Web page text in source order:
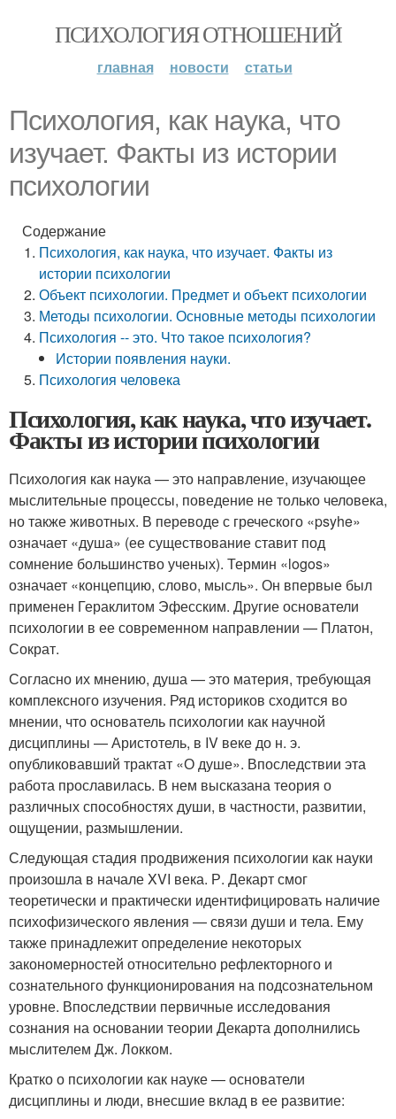
ПСИХОЛОГИЯ ОТНОШЕНИЙ
главная новости статьи
Психология, как наука, что
изучает. Факты из истории
психологии
Содержание
Психология, как наука, что изучает. Факты из
истории психологии
Объект психологии. Предмет и объект психологии
Методы психологии. Основные методы психологии
Психология -- это. Что такое психология?
Истории появления науки.
Психология человека
Психология, как наука, что изучает.
Факты из истории психологии
Психология как наука — это направление, изучающее
мыслительные процессы, поведение не только человека,
но также животных. В переводе с греческого «psyhe»
означает «душа» (ее существование ставит под
сомнение большинство ученых). Термин «logos»
означает «концепцию, слово, мысль». Он впервые был
применен Гераклитом Эфесским. Другие основатели
психологии в ее современном направлении — Платон,
Сократ.
Согласно их мнению, душа — это материя, требующая
комплексного изучения. Ряд историков сходится во
мнении, что основатель психологии как научной
дисциплины — Аристотель, в IV веке до н. э.
опубликовавший трактат «О душе». Впоследствии эта
работа прославилась. В нем высказана теория о
различных способностях души, в частности, развитии,
ощущении, размышлении.
Следующая стадия продвижения психологии как науки
произошла в начале XVI века. Р. Декарт смог
теоретически и практически идентифицировать наличие
психофизического явления — связи души и тела. Ему
также принадлежит определение некоторых
закономерностей относительно рефлекторного и
сознательного функционирования на подсознательном
уровне. Впоследствии первичные исследования
сознания на основании теории Декарта дополнились
мыслителем Дж. Локком.
Кратко о психологии как науке — основатели
дисциплины и люди, внесшие вклад в ее развитие: